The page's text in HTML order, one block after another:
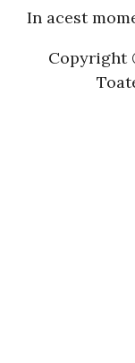
t
In acest
Copyright